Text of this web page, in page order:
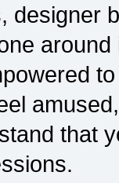
designer
around
that